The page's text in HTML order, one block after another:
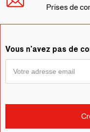
Prises de
Vous n'avez pas de